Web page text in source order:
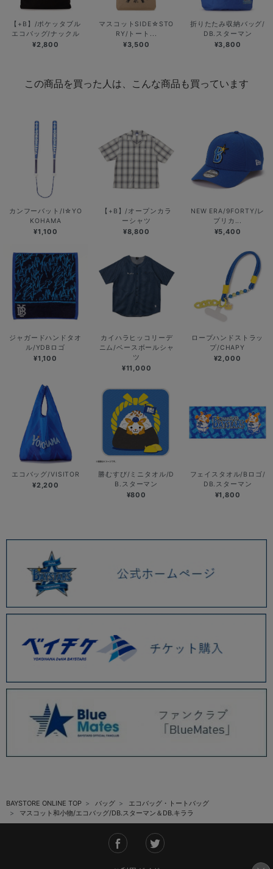
【+B】/ポケッタブル
エコバッグ/ナックル
¥2,800
マスコットSIDE☆STO
RY/トート...
¥3,500
折りたたみ収納バッグ/
DB.スターマン
¥3,800
この商品を買った人は、こんな商品も買っています
カンフーバット/I☆YO
KOHAMA
¥1,100
【+B】/オープンカラ
ーシャツ
¥8,800
NEW ERA/9FORTY/レ
プリカ...
¥5,400
ジャガードハンドタオ
ル/YDBロゴ
¥1,100
カイハラヒッコリーデ
ニム/ベースボールシャ
ツ
¥11,000
ロープハンドストラッ
プ/CHAPY
¥2,000
エコバッグ/VISITOR
¥2,200
勝むすび/ミニタオル/D
B.スターマン
¥800
フェイスタオル/Bロゴ/
DB.スターマン
¥1,800
BAYSTORE ONLINE TOP バッグ
エコバッグ・トートバッグ
マスコット和小物/エコバッグ/DB.スターマン＆DB.キララ